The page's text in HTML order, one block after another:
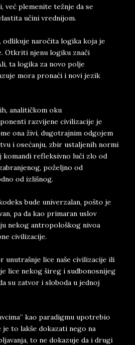
već plemenite težnje da se
učini vrednijom.
odlikuje naročita logika koja je
Otkriti njenu logiku znači
ta logika za novo polje
mora pronaći i novi jezik
analitičkom oku
razvijene civilizacije je
ona živi, dugotrajnim odgojem
i osećanju, zbir ustaljenih normi
komandi refleksivno luči zlo od
poželjno od
od izlišnog.
bude univerzalan, pošto je
pa da kao primaran uslov
nekog antropološkog nivoa
civilizacije.
unutrašnje lice naše civilizacije ili
lice nekog šireg i sudbonosnijeg
su zatvor i sloboda u jednoj
kao paradigmu upotrebio
je to lakše dokazati nego na
to ne dokazuje da i drugi